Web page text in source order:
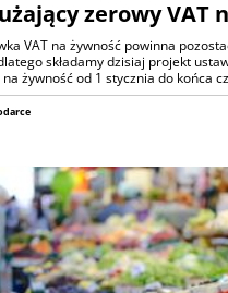
zerowy VAT
VAT na żywność powinna
składamy dzisiaj projekt
na żywność od 1 stycznia do końca